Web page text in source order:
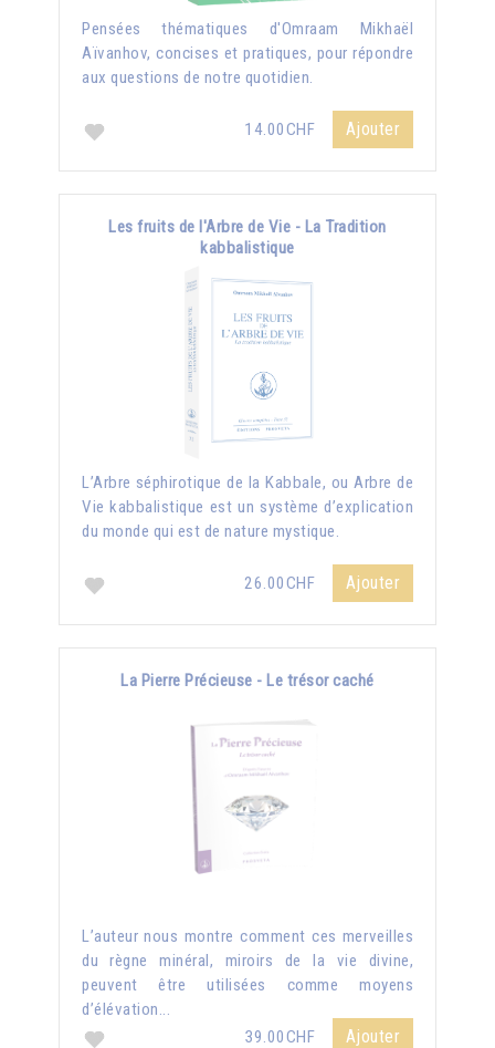
Pensées thématiques d'Omraam Mikhaël
Aïvanhov, concises et pratiques, pour répondre
aux questions de notre quotidien.
14.00CHF Ajouter
Les fruits de l'Arbre de Vie - La Tradition
kabbalistique
L’Arbre séphirotique de la Kabbale, ou Arbre de
Vie kabbalistique est un système d’explication
du monde qui est de nature mystique.
26.00CHF Ajouter
La Pierre Précieuse - Le trésor caché
L’auteur nous montre comment ces merveilles
du règne minéral, miroirs de la vie divine,
peuvent être utilisées comme moyens
d’élévation...
39.00CHF
Ajouter